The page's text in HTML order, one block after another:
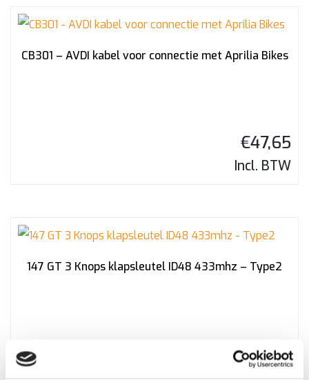
CB301 – AVDI kabel voor connectie met Aprilia Bikes
€47,65
Incl. BTW
147 GT 3 Knops klapsleutel ID48 433mhz – Type2
€116,46